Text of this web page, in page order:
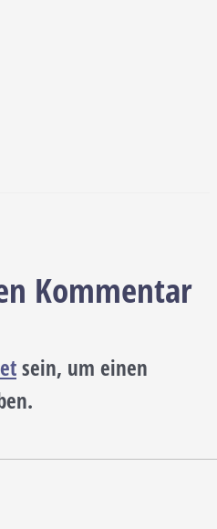
Kommentar
sein, um einen